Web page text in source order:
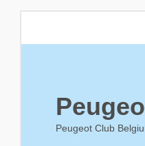
Peugeot Club